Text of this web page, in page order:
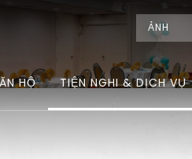
ẢNH
HỘ TIỆN NGHI & DỊCH VỤ